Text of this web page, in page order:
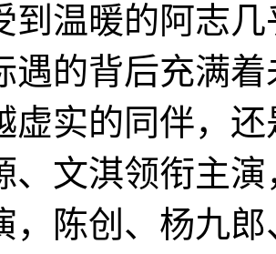
到温暖的阿志
遇的背后充满
虚实的同伴，
、文淇领衔主
，陈创、杨九